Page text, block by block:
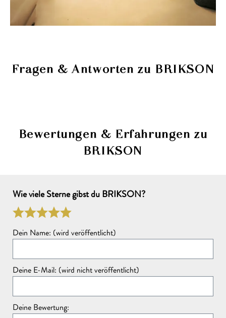
Fragen & Antworten zu BRIKSON
Dein Name: (freiwillig, wird veröffentlicht)
Deine Frage:
Diese Seite ist durch reCAPTCHA geschützt und es gelten die
DatenschutzrichtlinieundNutzungsbedingungen.
Bewertungen & Erfahrungen zu
BRIKSON
Wie viele Sterne gibst du BRIKSON?
Dein Name: (wird veröffentlicht)
Deine E-Mail: (wird nicht veröffentlicht)
Deine Bewertung: